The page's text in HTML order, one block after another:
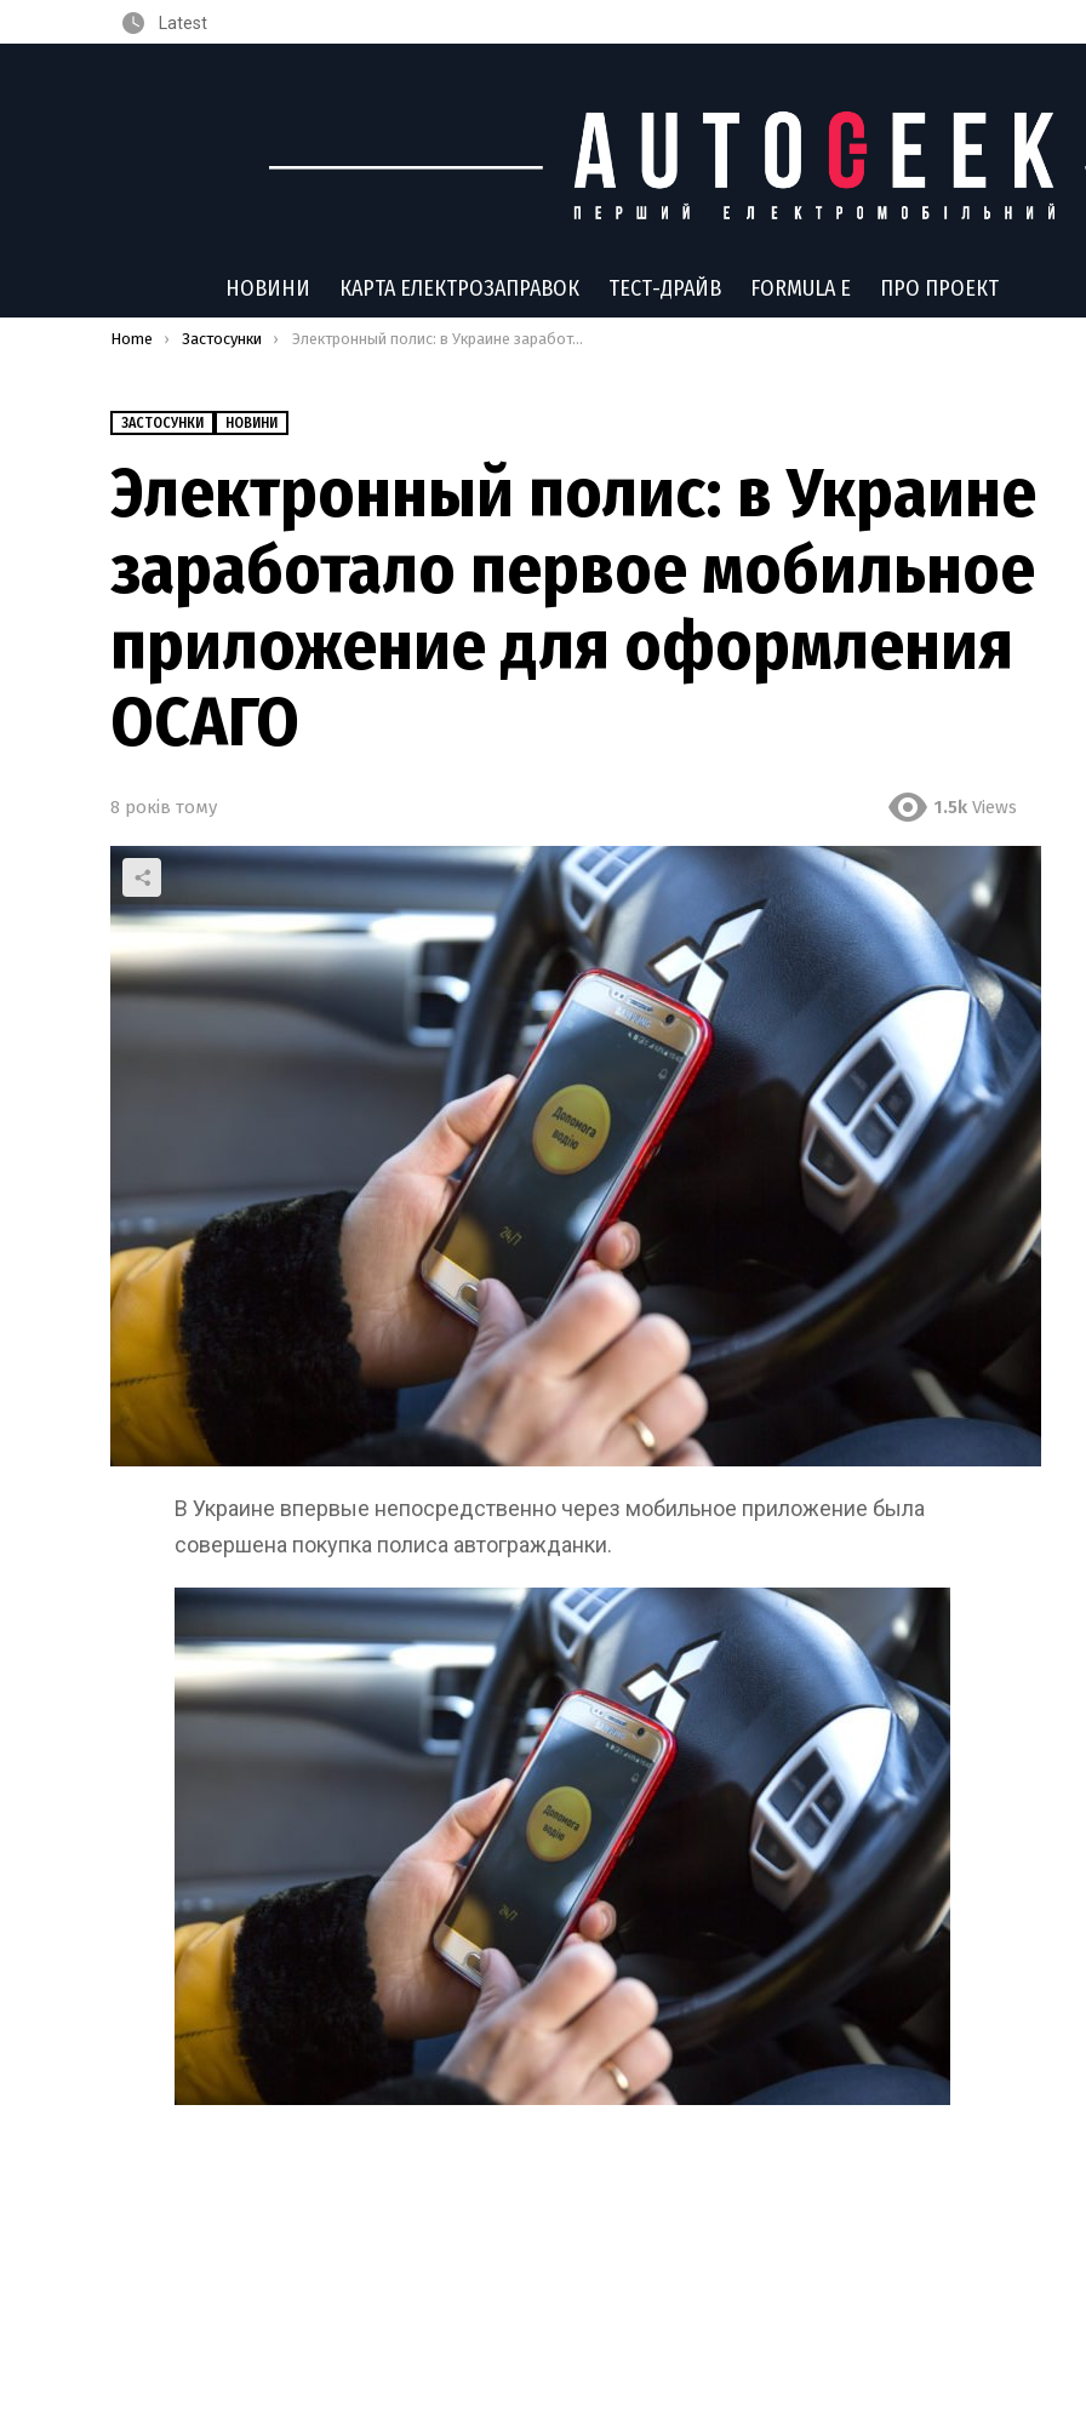
Latest
НОВИНИ КАРТА ЕЛЕКТРОЗАПРАВОК ТЕСТ-ДРАЙВ FORMULA E ПРО ПРОЕКТ
You are here:
Home Застосунки Электронный полис: в Украине заработало первое мобильное приложение для оформления ОСАГО
ЗАСТОСУНКИ НОВИНИ
Электронный полис: в Украине
заработало первое мобильное
приложение для оформления
ОСАГО
8 років тому 1.5k Views
В Украине впервые непосредственно через мобильное приложение была
совершена покупка полиса автогражданки.